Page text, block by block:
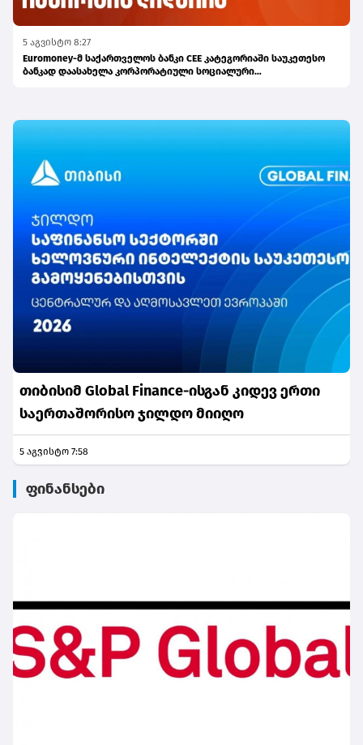
5 აგვისტო 8:27
Euromoney-მ საქართველოს ბანკი CEE კატეგორიაში საუკეთესო
ბანკად დაასახელა კორპორატიული სოციალური
თიბისიმ Global Finance-ისგან კიდევ ერთი
საერთაშორისო ჯილდო მიიღო
5 აგვისტო 7:58
ფინანსები